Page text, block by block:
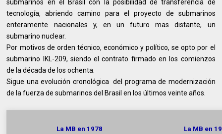
submarinos en el Brasil con la posibilidad de transferencia de
tecnología, abriendo camino para el proyecto de submarinos
enteramente nacionales y, en un futuro mas distante, un
submarino nuclear.
Por motivos de orden técnico, económico y político, se opto por el
submarino IKL-209, siendo el contrato firmado en los comienzos
de la década de los ochenta.
Sigue una evolución cronológica del programa de modernización
de la fuerza de submarinos del Brasil en los últimos veinte años.
La MB en 1978 La MB en